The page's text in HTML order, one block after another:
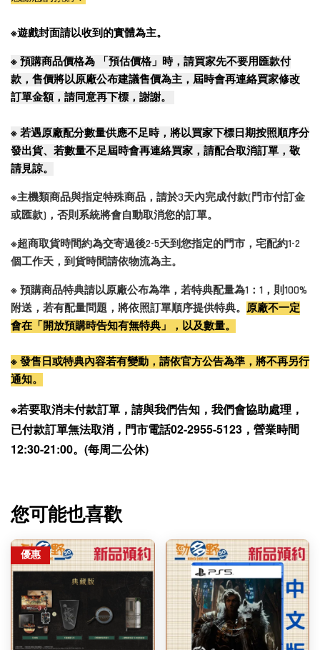
※遊戲封面請以收到的實體為主。
※ 預購商品價格為 「預估價格」時，請買家先不要用匯款付
款，售價將以原廠公布建議售價為主，屆時會再連絡買家修改
訂單金額，請同意再下標，謝謝。
※ 若遇原廠配分數量供應不足時，將以買家下標日期按照順序分
發出貨、若數量不足屆時會再連絡買家，請配合取消訂單，敬
請見諒。
※主機類商品與指定特殊商品，請於3天內完成付款(門市付訂金
或匯款)，否則系統將會自動取消您的訂單。
※超商取貨時間約為交寄過後2-5天到您指定的門市，宅配約1-2
個工作天，到貨時間請依物流為主。
※ 預購商品特典請以原廠公布為準，若特典配量為1：1，則100%
附送，若有配量問題，將依照訂單順序提供特典。 原廠不一定
會在「開放預購時告知有無特典」，以及數量。
※ 發售日或特典內容若有變動，請依官方公告為準，將不再另行
通知。
※若要取消未付款訂單，請與我們告知，我們會協助處理，
已付款訂單無法取消，門市電話02-2955-5123，營業時間
12:30-21:00。(每周二公休)
您可能也喜歡
優惠